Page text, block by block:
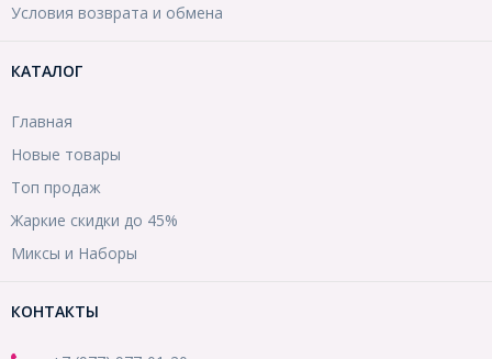
Условия возврата и обмена
КАТАЛОГ
Главная
Новые товары
Топ продаж
Жаркие скидки до 45%
Миксы и Наборы
КОНТАКТЫ